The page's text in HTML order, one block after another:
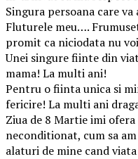
Singura persoana care
Fluturele meu….
promit ca niciodata nu
Unei singure fiinte din
mama! La multi ani!
Pentru o fiinta unica si
fericire! La multi ani
Ziua de 8 Martie imi
neconditionat, cum sa
alaturi de mine cand